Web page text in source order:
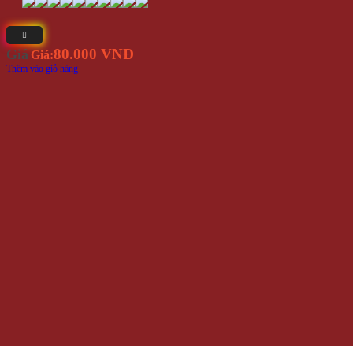
Giá Giá:80.000 VNĐ
Thêm vào giỏ hàng